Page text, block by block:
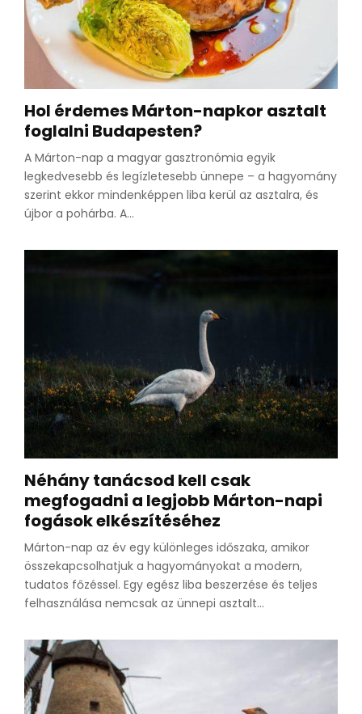
Hol érdemes Márton-napkor asztalt
foglalni Budapesten?
A Márton-nap a magyar gasztronómia egyik
legkedvesebb és legízletesebb ünnepe – a hagyomány
szerint ekkor mindenképpen liba kerül az asztalra, és
újbor a pohárba. A...
Néhány tanácsod kell csak
megfogadni a legjobb Márton-napi
fogások elkészítéséhez
Márton-nap az év egy különleges időszaka, amikor
összekapcsolhatjuk a hagyományokat a modern,
tudatos főzéssel. Egy egész liba beszerzése és teljes
felhasználása nemcsak az ünnepi asztalt...